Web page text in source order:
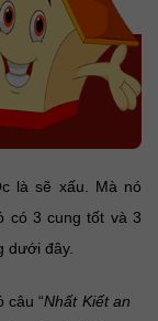
là sẽ xấu. Mà nó
có 3 cung tốt và 3
dưới đây.
câu “Nhất Kiết an